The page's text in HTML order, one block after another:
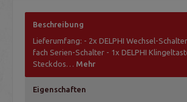
Beschreibung
Lieferumfang: - 2x DELPHI Wechsel-
fach Serien-Schalter - 1x DELPHI
Steckdos… Mehr
Eigenschaften